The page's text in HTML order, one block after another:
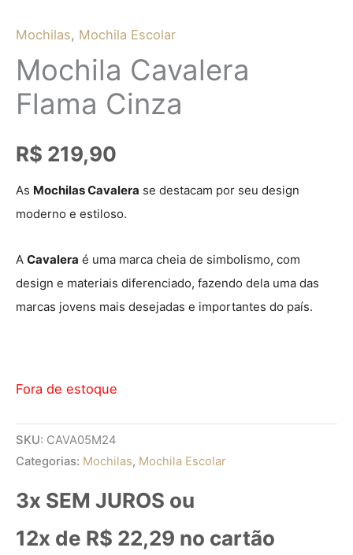
Mochilas, Mochila Escolar
Mochila Cavalera
Flama Cinza
R$ 219,90
As Mochilas Cavalera se destacam por seu design
moderno e estiloso.
A Cavalera é uma marca cheia de simbolismo, com
design e materiais diferenciado, fazendo dela uma das
marcas jovens mais desejadas e importantes do país.
Fora de estoque
SKU: CAVA05M24
Categorias: Mochilas, Mochila Escolar
3x SEM JUROS ou
12x de R$ 22,29 no cartão